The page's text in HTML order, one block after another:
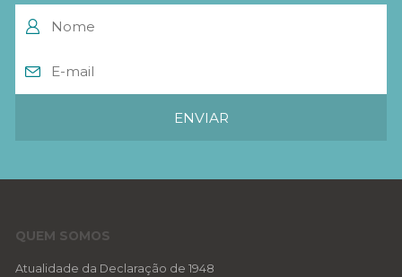
QUEM SOMOS
Atualidade da Declaração de 1948